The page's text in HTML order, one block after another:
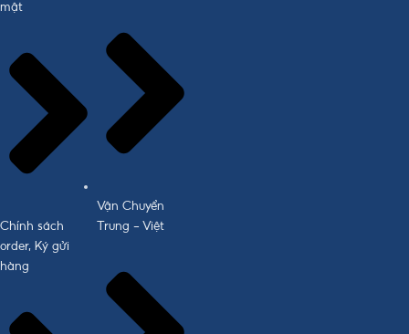
mật
Chính sách
order, Ký gửi
hàng
Vận Chuyển
Trung - Việt